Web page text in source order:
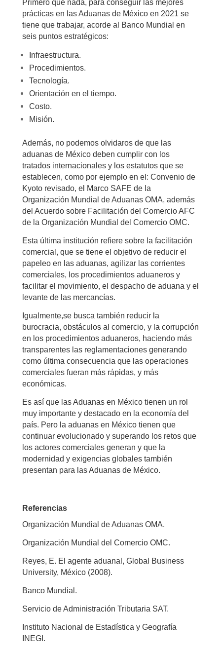
Primero que nada, para conseguir las mejores
prácticas en las Aduanas de México en 2021 se
tiene que trabajar, acorde al Banco Mundial en
seis puntos estratégicos:
Infraestructura.
Procedimientos.
Tecnología.
Orientación en el tiempo.
Costo.
Misión.
Además, no podemos olvidaros de que las
aduanas de México deben cumplir con los
tratados internacionales y los estatutos que se
establecen, como por ejemplo en el: Convenio de
Kyoto revisado, el Marco SAFE de la
Organización Mundial de Aduanas OMA, además
del Acuerdo sobre Facilitación del Comercio AFC
de la Organización Mundial del Comercio OMC.
Esta última institución refiere sobre la facilitación
comercial, que se tiene el objetivo de reducir el
papeleo en las aduanas, agilizar las corrientes
comerciales, los procedimientos aduaneros y
facilitar el movimiento, el despacho de aduana y el
levante de las mercancías.
Igualmente,se busca también reducir la
burocracia, obstáculos al comercio, y la corrupción
en los procedimientos aduaneros, haciendo más
transparentes las reglamentaciones generando
como última consecuencia que las operaciones
comerciales fueran más rápidas, y más
económicas.
Es así que las Aduanas en México tienen un rol
muy importante y destacado en la economía del
país. Pero la aduanas en México tienen que
continuar evolucionado y superando los retos que
los actores comerciales generan y que la
modernidad y exigencias globales también
presentan para las Aduanas de México.
Referencias
Organización Mundial de Aduanas OMA.
Organización Mundial del Comercio OMC.
Reyes, E. El agente aduanal, Global Business
University, México (2008).
Banco Mundial.
Servicio de Administración Tributaria SAT.
Instituto Nacional de Estadística y Geografía
INEGI.